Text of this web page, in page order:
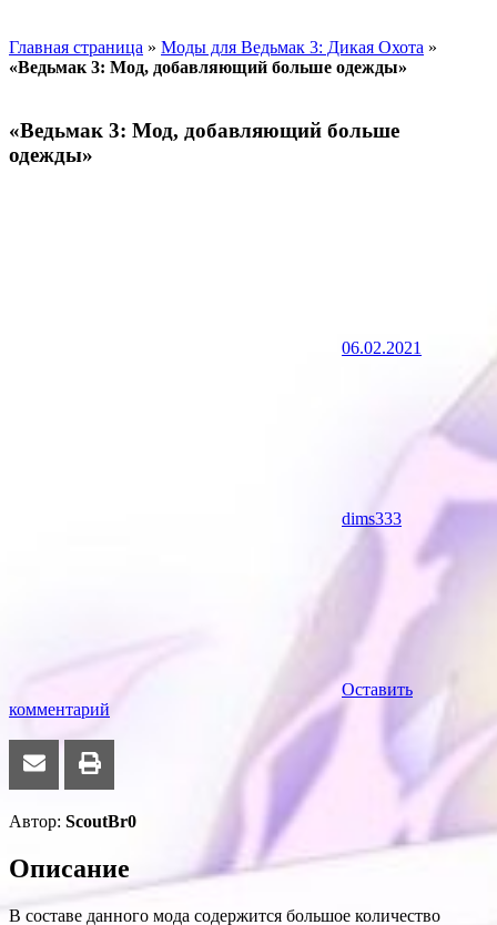
Главная страница » Моды для Ведьмак 3: Дикая Охота »
«Ведьмак 3: Мод, добавляющий больше одежды»
«Ведьмак 3: Мод, добавляющий больше
одежды»
06.02.2021
dims333
Оставить
комментарий
Автор: ScoutBr0
Описание
В составе данного мода содержится большое количество